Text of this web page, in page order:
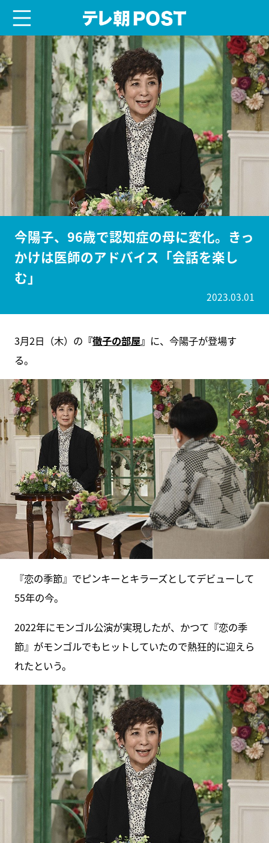
今陽子、96歳で認知症の母に変化。きっ
かけは医師のアドバイス「会話を楽し
む」
2023.03.01
3月2日（木）の 『徹子の部屋』 に、今陽子が登場す
る。
『恋の季節』でピンキーとキラーズとしてデビューして
55年の今。
2022年にモンゴル公演が実現したが、かつて『恋の季
節』がモンゴルでもヒットしていたので熱狂的に迎えら
れたという。